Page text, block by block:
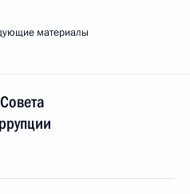
материалы